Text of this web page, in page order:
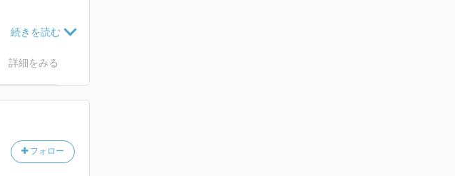
らボールが
り見ていて
る。
由契約の状
祈りたい。
詳細をみる
フォロー